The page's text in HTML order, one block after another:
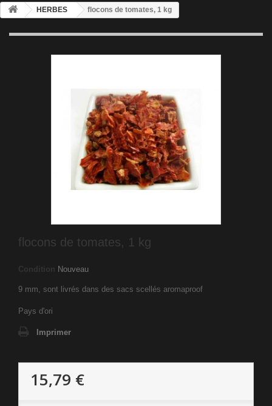
HERBES flocons de tomates, 1 kg
flocons de tomates, 1 kg
Condition Nouveau
9 mm, sont livrés dans des sacs scellés aromaproof
Pays d'ori
Imprimer
15,79 €